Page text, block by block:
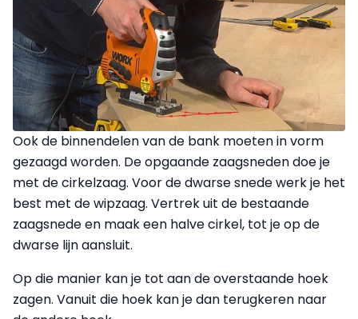
Ook de binnendelen van de bank moeten in vorm
gezaagd worden. De opgaande zaagsneden doe je
met de cirkelzaag. Voor de dwarse snede werk je het
best met de wipzaag. Vertrek uit de bestaande
zaagsnede en maak een halve cirkel, tot je op de
dwarse lijn aansluit.
Op die manier kan je tot aan de overstaande hoek
zagen. Vanuit die hoek kan je dan terugkeren naar